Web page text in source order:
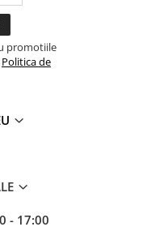
promotiile
Politica de
- 17:00